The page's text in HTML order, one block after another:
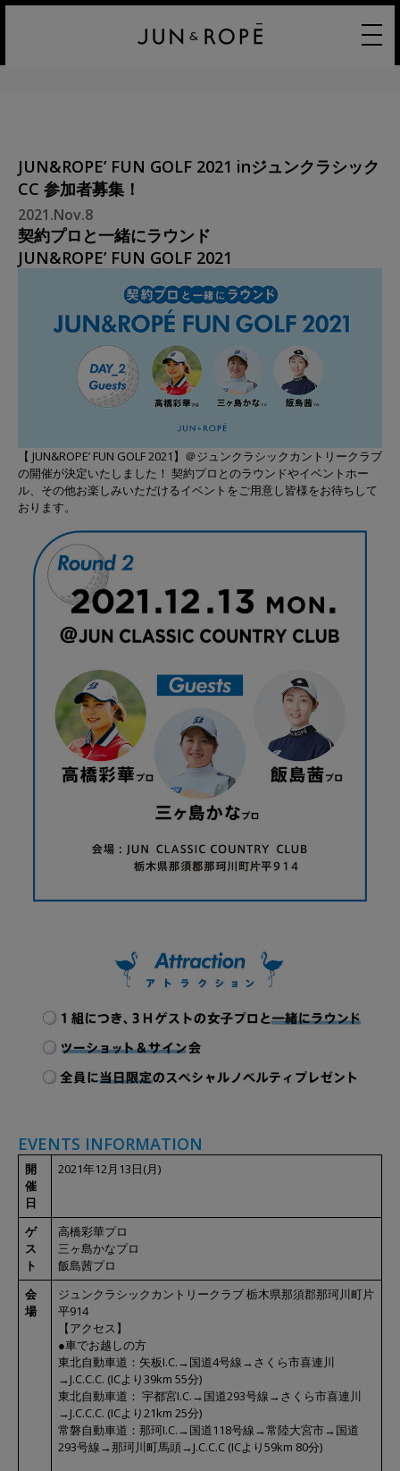
JUN&ROPE’ FUN GOLF 2021 inジュンクラシック
CC 参加者募集！
2021.Nov.8
契約プロと一緒にラウンド
JUN&ROPE’ FUN GOLF 2021
【 JUN&ROPE’ FUN GOLF 2021】＠ジュンクラシックカントリークラブ
の開催が決定いたしました！ 契約プロとのラウンドやイベントホー
ル、その他お楽しみいただけるイベントをご用意し皆様をお待ちして
おります。
EVENTS INFORMATION
開
催
日
2021年12月13日(月)
ゲ
ス
ト
高橋彩華プロ
三ヶ島かなプロ
飯島茜プロ
会
場
ジュンクラシックカントリークラブ 栃木県那須郡那珂川町片
平914
【アクセス】
●車でお越しの方
東北自動車道：矢板I.C.→国道4号線→さくら市喜連川
→J.C.C.C. (ICより39km 55分)
東北自動車道： 宇都宮I.C.→国道293号線→さくら市喜連川
→J.C.C.C. (ICより21km 25分)
常磐自動車道：那珂I.C.→国道118号線→常陸大宮市→国道
293号線→那珂川町馬頭→J.C.C.C (ICより59km 80分)